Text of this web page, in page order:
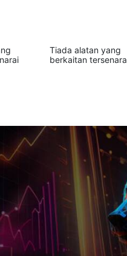
Tiada alatan yang
berkaitan